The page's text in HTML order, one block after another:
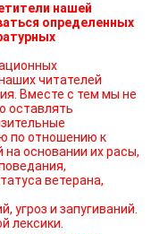
нашей
определенных
Вместе с тем мы не
оставлять
по отношению к
основании их расы,
ветерана,
угроз и запугиваний.
лексики.